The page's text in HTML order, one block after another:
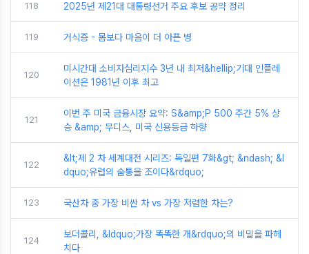
118 2025년 제21대 대통령선거 주요 후보 공약 정리
119 거식증 - 몸보다 마음이 더 아픈 병
120
미시간대 소비자심리지수 3년 내 최저&hellip;기대 인플레
이션은 1981년 이후 최고
121
이번 주 미국 금융시장 요약: S&amp;P 500 주간 5% 상
승 &amp; 무디스, 미국 신용등급 하향
122
&lt;제 2 차 세계대전 시리즈: 독일편 7화&gt; &ndash; &l
dquo;유럽의 숨통을 조이다&rdquo;
123 국산차 중 가장 비싼 차 vs 가장 저렴한 차는?
124
보더콜리, &ldquo;가장 똑똑한 개&rdquo;의 비밀을 파헤
치다